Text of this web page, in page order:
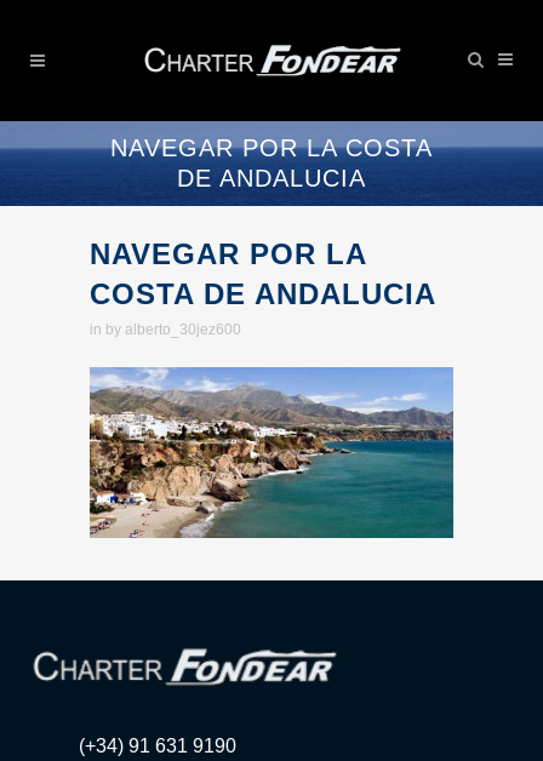
NAVEGAR POR LA COSTA
DE ANDALUCIA
NAVEGAR POR LA
COSTA DE ANDALUCIA
in by alberto_30jez600
(+34) 91 631 9190